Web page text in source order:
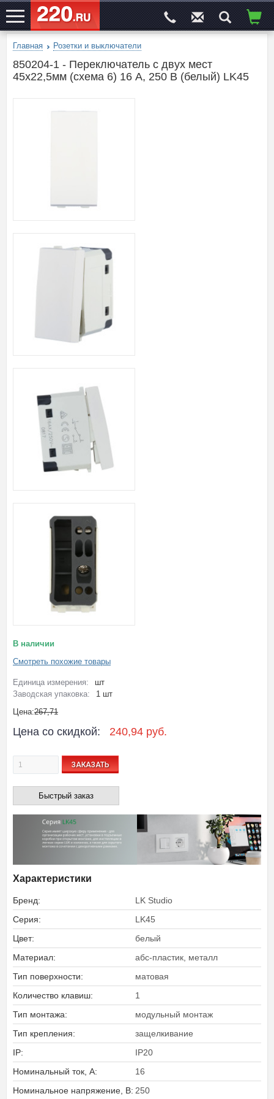
ЭЛЕКТРОСАЙТ№1
Главная Розетки и выключатели
850204-1 - Переключатель с двух мест
45х22,5мм (схема 6) 16 A, 250 B (белый) LK45
В наличии
Смотреть похожие товары
Единица измерения:
шт
Заводская упаковка:
1 шт
Цена:267,71
Цена со скидкой: 240,94 руб.
ЗАКАЗАТЬ
Быстрый заказ
Характеристики
Бренд:
LK Studio
Серия:
LK45
Цвет:
белый
Материал:
абс-пластик, металл
Тип поверхности:
матовая
Количество клавиш:
1
Тип монтажа:
модульный монтаж
Тип крепления:
защелкивание
IP:
IP20
Номинальный ток, А:
16
Номинальное напряжение, В: 250